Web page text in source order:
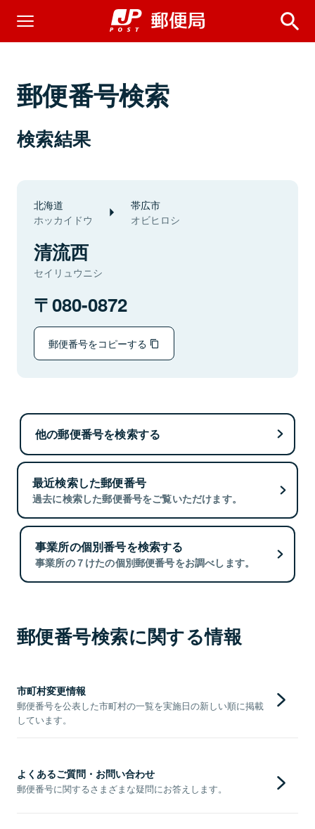
郵便番号検索
検索結果
北海道
ホッカイドウ
帯広市
オビヒロシ
清流西
セイリュウニシ
080-0872
郵便番号をコピーする
他の郵便番号を検索する
最近検索した郵便番号
過去に検索した郵便番号をご覧いただけます。
事業所の個別番号を検索する
事業所の７けたの個別郵便番号をお調べします。
郵便番号検索に関する情報
市町村変更情報
郵便番号を公表した市町村の一覧を実施日の新しい順に掲載
しています。
よくあるご質問・お問い合わせ
郵便番号に関するさまざまな疑問にお答えします。